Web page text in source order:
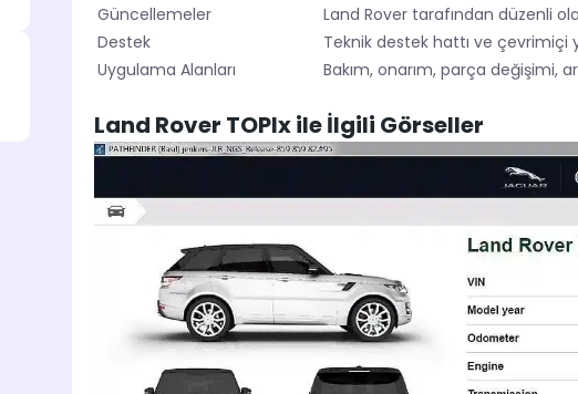
Güncellemeler
Land Rover tarafından düzenli
Destek
Teknik destek hattı ve çevrimiçi
Uygulama Alanları
Bakım, onarım, parça değişimi,
Land Rover TOPIx ile İlgili Görseller